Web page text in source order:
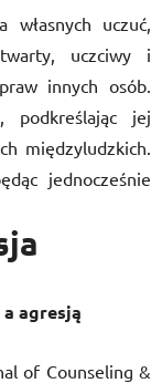
własnych uczuć,
uczciwy i
innych osób.
podkreślając jej
międzyludzkich.
jednocześnie
agresją
of Counseling &